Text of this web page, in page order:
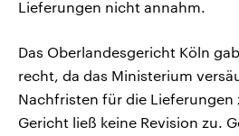
Lieferungen nicht annahm.
Das Oberlandesgericht Köln
recht, da das Ministerium
Nachfristen für die Lieferungen
Gericht ließ keine Revision zu.